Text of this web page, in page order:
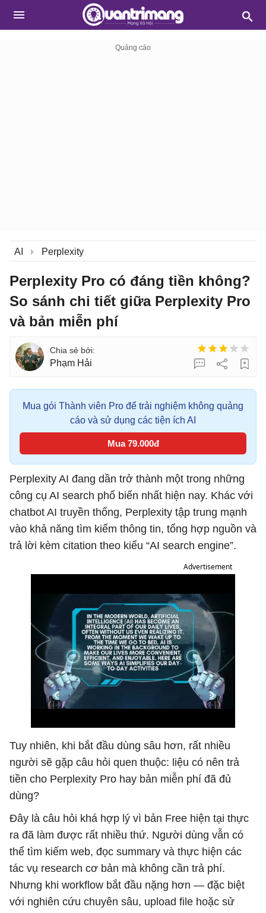
AI Perplexity
Perplexity Pro có đáng tiền không?
So sánh chi tiết giữa Perplexity Pro
và bản miễn phí
Phạm Hải
Mua gói Thành viên Pro để trải nghiệm không quảng
cáo và sử dụng các tiện ích AI
Mua 79.000đ
Perplexity AI đang dần trở thành một trong những
công cụ AI search phổ biến nhất hiện nay. Khác với
chatbot AI truyền thống, Perplexity tập trung mạnh
vào khả năng tìm kiếm thông tin, tổng hợp nguồn và
trả lời kèm citation theo kiểu “AI search engine”.
Advertisement
Tuy nhiên, khi bắt đầu dùng sâu hơn, rất nhiều
người sẽ gặp câu hỏi quen thuộc: liệu có nên trả
tiền cho Perplexity Pro hay bản miễn phí đã đủ
dùng?
Đây là câu hỏi khá hợp lý vì bản Free hiện tại thực
ra đã làm được rất nhiều thứ. Người dùng vẫn có
thể tìm kiếm web, đọc summary và thực hiện các
tác vụ research cơ bản mà không cần trả phí.
Nhưng khi workflow bắt đầu nặng hơn — đặc biệt
với nghiên cứu chuyên sâu, upload file hoặc sử